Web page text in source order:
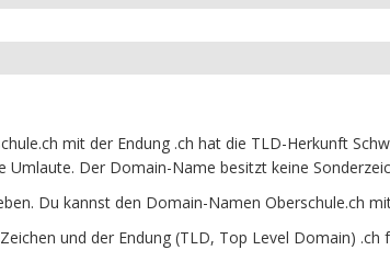
mit der Endung .ch hat die TLD-Herkunft
Der Domain-Name besitzt keine
Du kannst den Domain-Namen Oberschule.ch
und der Endung (TLD, Top Level Domain) .ch